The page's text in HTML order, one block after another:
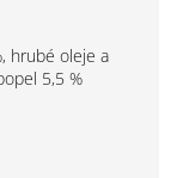
hrubé oleje a
5,5 %